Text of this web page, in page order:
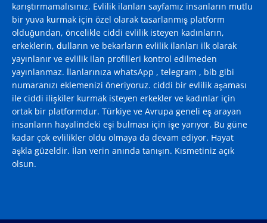
karıştırmamalısınız. Evlilik ilanları sayfamız insanların mutlu
bir yuva kurmak için özel olarak tasarlanmış platform
olduğundan, öncelikle ciddi evlilik isteyen kadınların,
erkeklerin, dulların ve bekarların evlilik ilanları ilk olarak
yayınlanır ve evlilik ilan profilleri kontrol edilmeden
yayınlanmaz. İlanlarınıza whatsApp , telegram , bib gibi
numaranızı eklemenizi öneriyoruz. ciddi bir evlilik aşaması
ile ciddi ilişkiler kurmak isteyen erkekler ve kadınlar için
ortak bir platformdur. Türkiye ve Avrupa geneli eş arayan
insanların hayalindeki eşi bulması için işe yarıyor. Bu güne
kadar çok evlilikler oldu olmaya da devam ediyor. Hayat
aşkla güzeldir. İlan verin anında tanışın. Kısmetiniz açık
olsun.